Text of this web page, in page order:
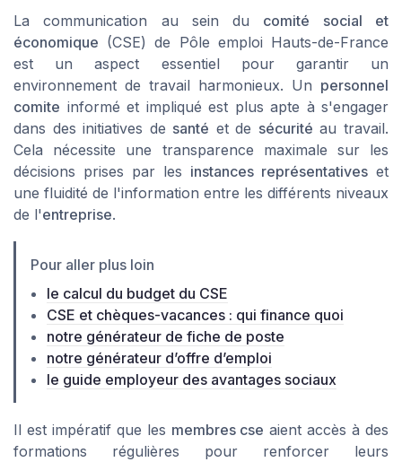
La communication au sein du comité social et
économique (CSE) de Pôle emploi Hauts-de-France
est un aspect essentiel pour garantir un
environnement de travail harmonieux. Un personnel
comite informé et impliqué est plus apte à s'engager
dans des initiatives de santé et de sécurité au travail.
Cela nécessite une transparence maximale sur les
décisions prises par les instances représentatives et
une fluidité de l'information entre les différents niveaux
de l'entreprise.
Pour aller plus loin
le calcul du budget du CSE
CSE et chèques-vacances : qui finance quoi
notre générateur de fiche de poste
notre générateur d’offre d’emploi
le guide employeur des avantages sociaux
Il est impératif que les membres cse aient accès à des
formations régulières pour renforcer leurs